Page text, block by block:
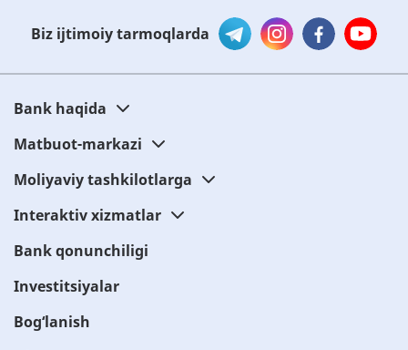
Biz ijtimoiy tarmoqlarda
Bank haqida
Matbuot-markazi
Moliyaviy tashkilotlarga
Interaktiv xizmatlar
Bank qonunchiligi
Investitsiyalar
Bog‘lanish